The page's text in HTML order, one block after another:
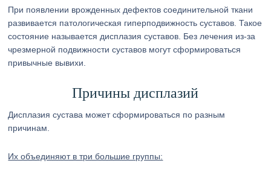
При появлении врожденных дефектов соединительной ткани
развивается патологическая гиперподвижность суставов. Такое
состояние называется дисплазия суставов. Без лечения из-за
чрезмерной подвижности суставов могут сформироваться
привычные вывихи.
Причины дисплазий
Дисплазия сустава может сформироваться по разным
причинам.
Их объединяют в три большие группы: